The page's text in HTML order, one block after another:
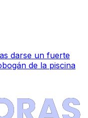
darse un fuerte
de la piscina